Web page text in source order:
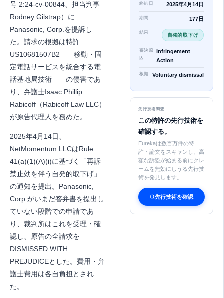
号 2:24-cv-00844、担当判事
Rodney Gilstrap）に
Panasonic, Corp.を提訴し
た。請求の根拠は特許
US10681507B2——移動・固
定電話サービスを統合する電
話基地局技術——の侵害であ
り、弁護士Isaac Phillip
Rabicoff（Rabicoff Law LLC）
が原告代理人を務めた。
2025年4月14日、
NetMomentum LLCはRule
41(a)(1)(A)(i)に基づく「再訴
禁止効を伴う自発的取下げ」
の通知を提出。Panasonic,
Corp.がいまだ答弁書を提出し
ていない段階での申請であ
り、裁判所はこれを受理・確
認し、原告の全請求を
DISMISSED WITH
PREJUDICEとした。費用・弁
護士費用は各自負担とされ
た。
終結日 2025年4月14日
期間 177日
結果 自発的取下げ
審決原
因
Infringement
Action
根拠 Voluntary dismissal
先行技術調査
この特許の先行技術を
確認する。
Eurekaは数百万件の特
許・論文をスキャンし、高
額な訴訟が始まる前にクレ
ームを無効にしうる先行技
術を発見します。
先行技術を確認